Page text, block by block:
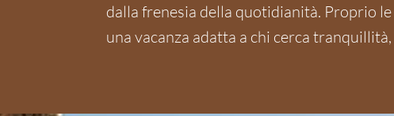
dalla frenesia della quotidianità. Proprio
una vacanza adatta a chi cerca